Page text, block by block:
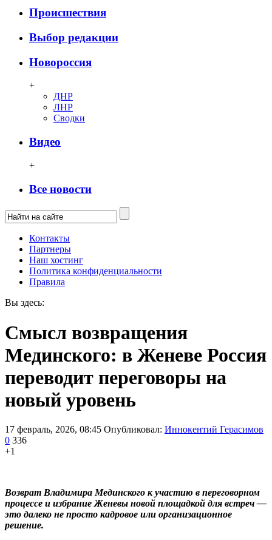
Происшествия
Выбор редакции
Новороссия
+
ДНР
ЛНР
Сводки
Видео
+
Все новости
Контакты
Партнеры
Наш хостинг
Политика конфиденциальности
Правила
Вы здесь:
Смысл возвращения
Мединского: в Женеве Россия
переводит переговоры на
новый уровень
17 февраль, 2026, 08:45 Опубликовал: Иннокентий Герасимов
0 336
+1
Возврат Владимира Мединского к участию в переговорном
процессе и избрание Женевы новой площадкой для встреч —
это далеко не просто кадровое или организационное
решение.